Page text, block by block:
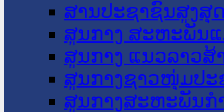
ສານປະຊາຊົນສູງສຸ
ສູນກາງ ສະຫະພັນ
ສູນກາງ ແນວລາວສ້
ສູນກາງຊາວໜຸ່ມປະ
ສູນກາງສະຫະພັນກ